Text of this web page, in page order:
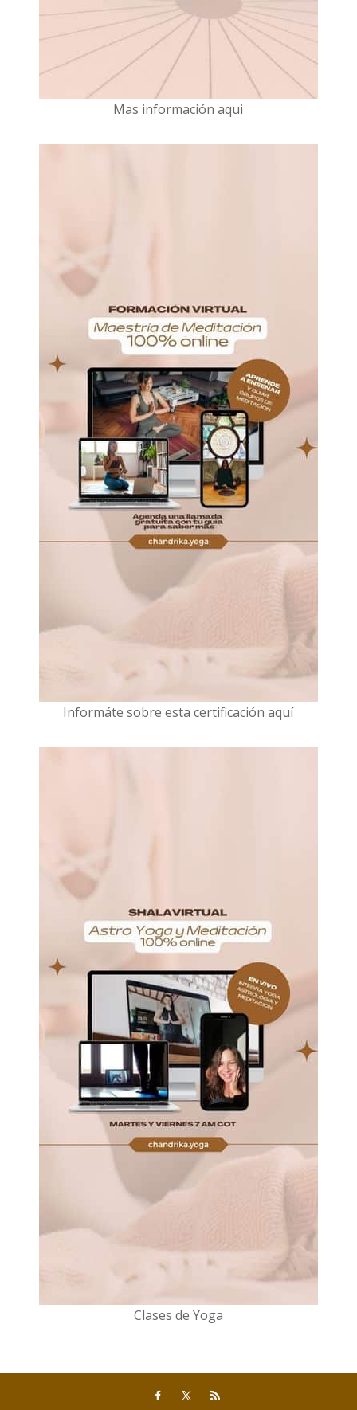
Mas información aqui
Informáte sobre esta certificación aquí
Clases de Yoga